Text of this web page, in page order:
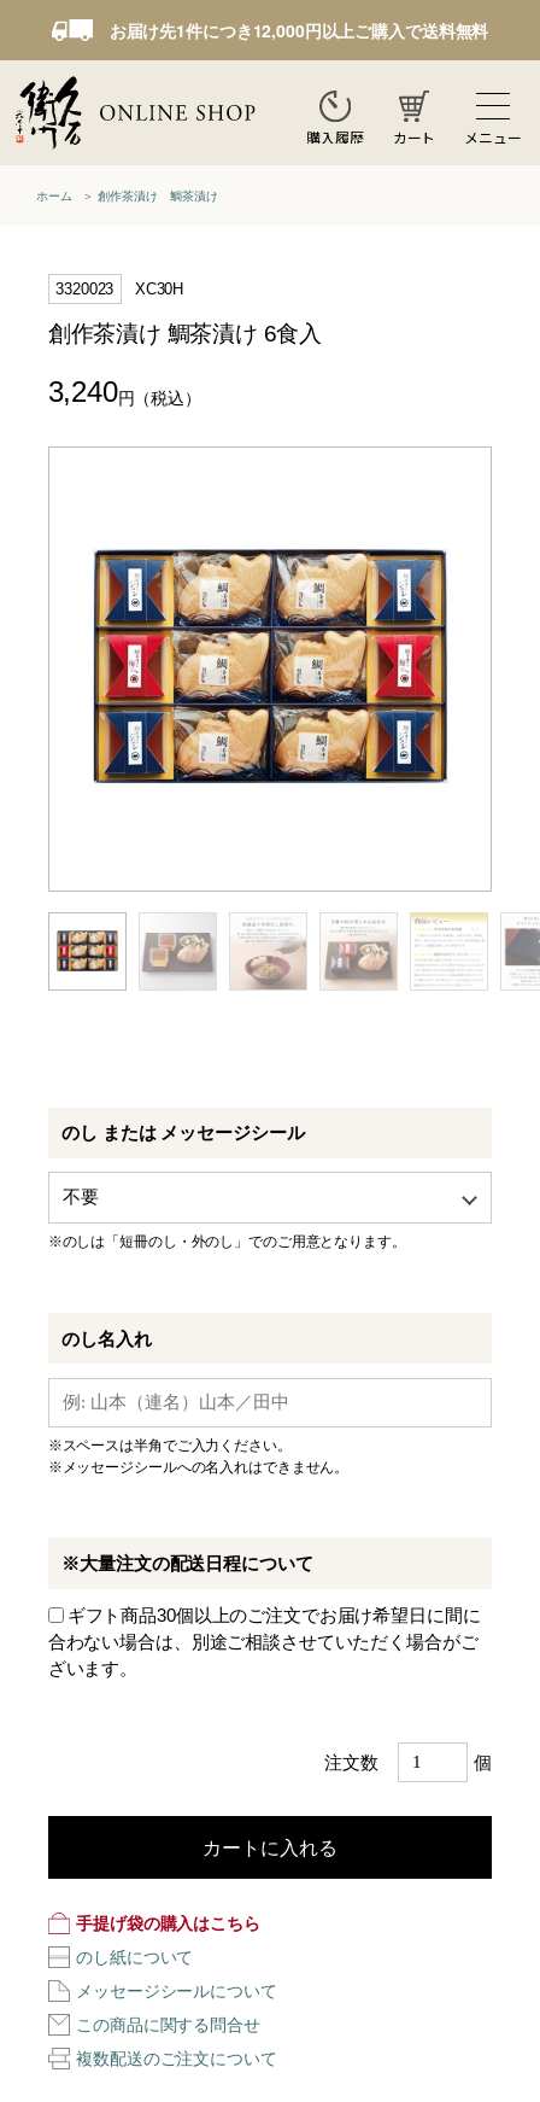
お届け先1件につき12,000円以上ご購入で送料無料
購入履歴 カート メニュー
ホーム 創作茶漬け 鯛茶漬け
3320023 XC30H
創作茶漬け 鯛茶漬け 6食入
3,240円 （税込）
のし または メッセージシール
※のしは「短冊のし・外のし」でのご用意となります。
のし名入れ
※スペースは半角でご入力ください。
※メッセージシールへの名入れはできません。
※大量注文の配送日程について
ギフト商品30個以上のご注文でお届け希望日に間に
合わない場合は、別途ご相談させていただく場合がご
ざいます。
注文数 個
カートに入れる
手提げ袋の購入はこちら
のし紙について
メッセージシールについて
この商品に関する問合せ
複数配送のご注文について